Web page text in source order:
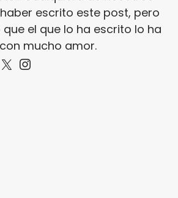
escrito este post, pero
que el que lo ha escrito lo ha
mucho amor.